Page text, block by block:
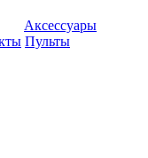
Аксессуары
Пульты